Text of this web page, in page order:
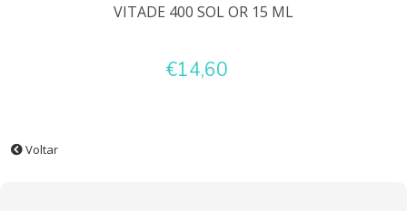
VITADE 400 SOL OR 15 ML
€14,60
Voltar